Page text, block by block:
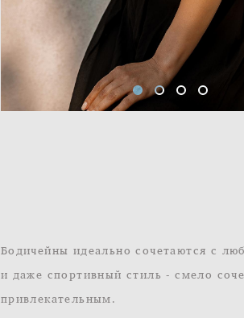
Бодичейны идеально сочетаются с
и даже спортивный стиль - смело
привлекательным.